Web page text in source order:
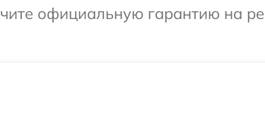
официальную гарантию на